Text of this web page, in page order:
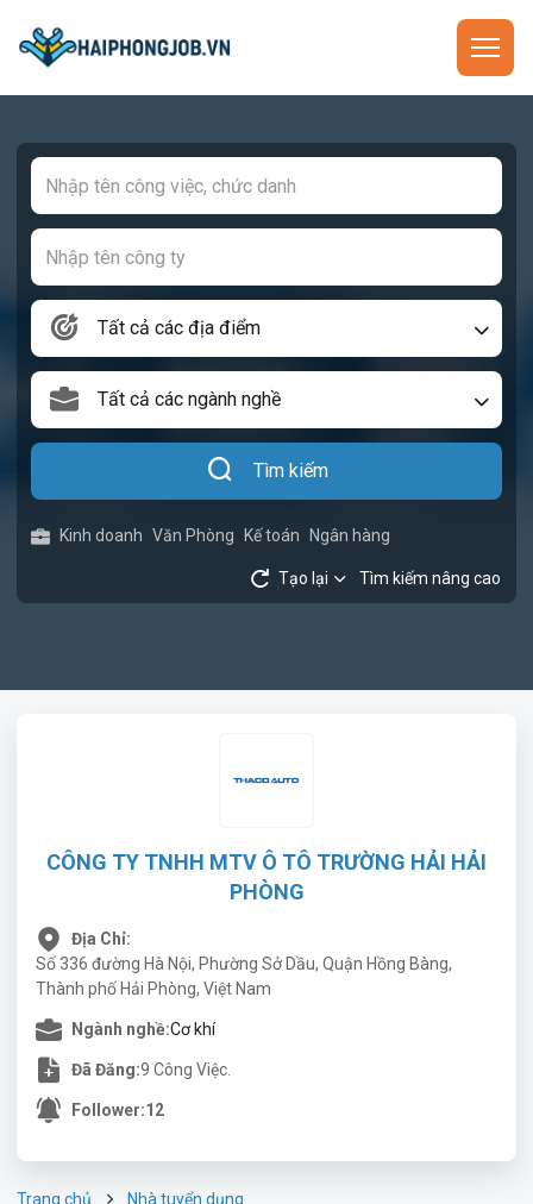
Tất cả các địa điểm
Tất cả các ngành nghề
Tìm kiếm
Kinh doanh Văn Phòng Kế toán Ngân hàng
Tạo lại Tìm kiếm nâng cao
CÔNG TY TNHH MTV Ô TÔ TRƯỜNG HẢI HẢI
PHÒNG
Địa Chỉ:
Số 336 đường Hà Nội, Phường Sở Dầu, Quận Hồng Bàng,
Thành phố Hải Phòng, Việt Nam
Ngành nghề:Cơ khí
Đã Đăng:9 Công Việc.
Follower:12
Trang chủ
Nhà tuyển dụng